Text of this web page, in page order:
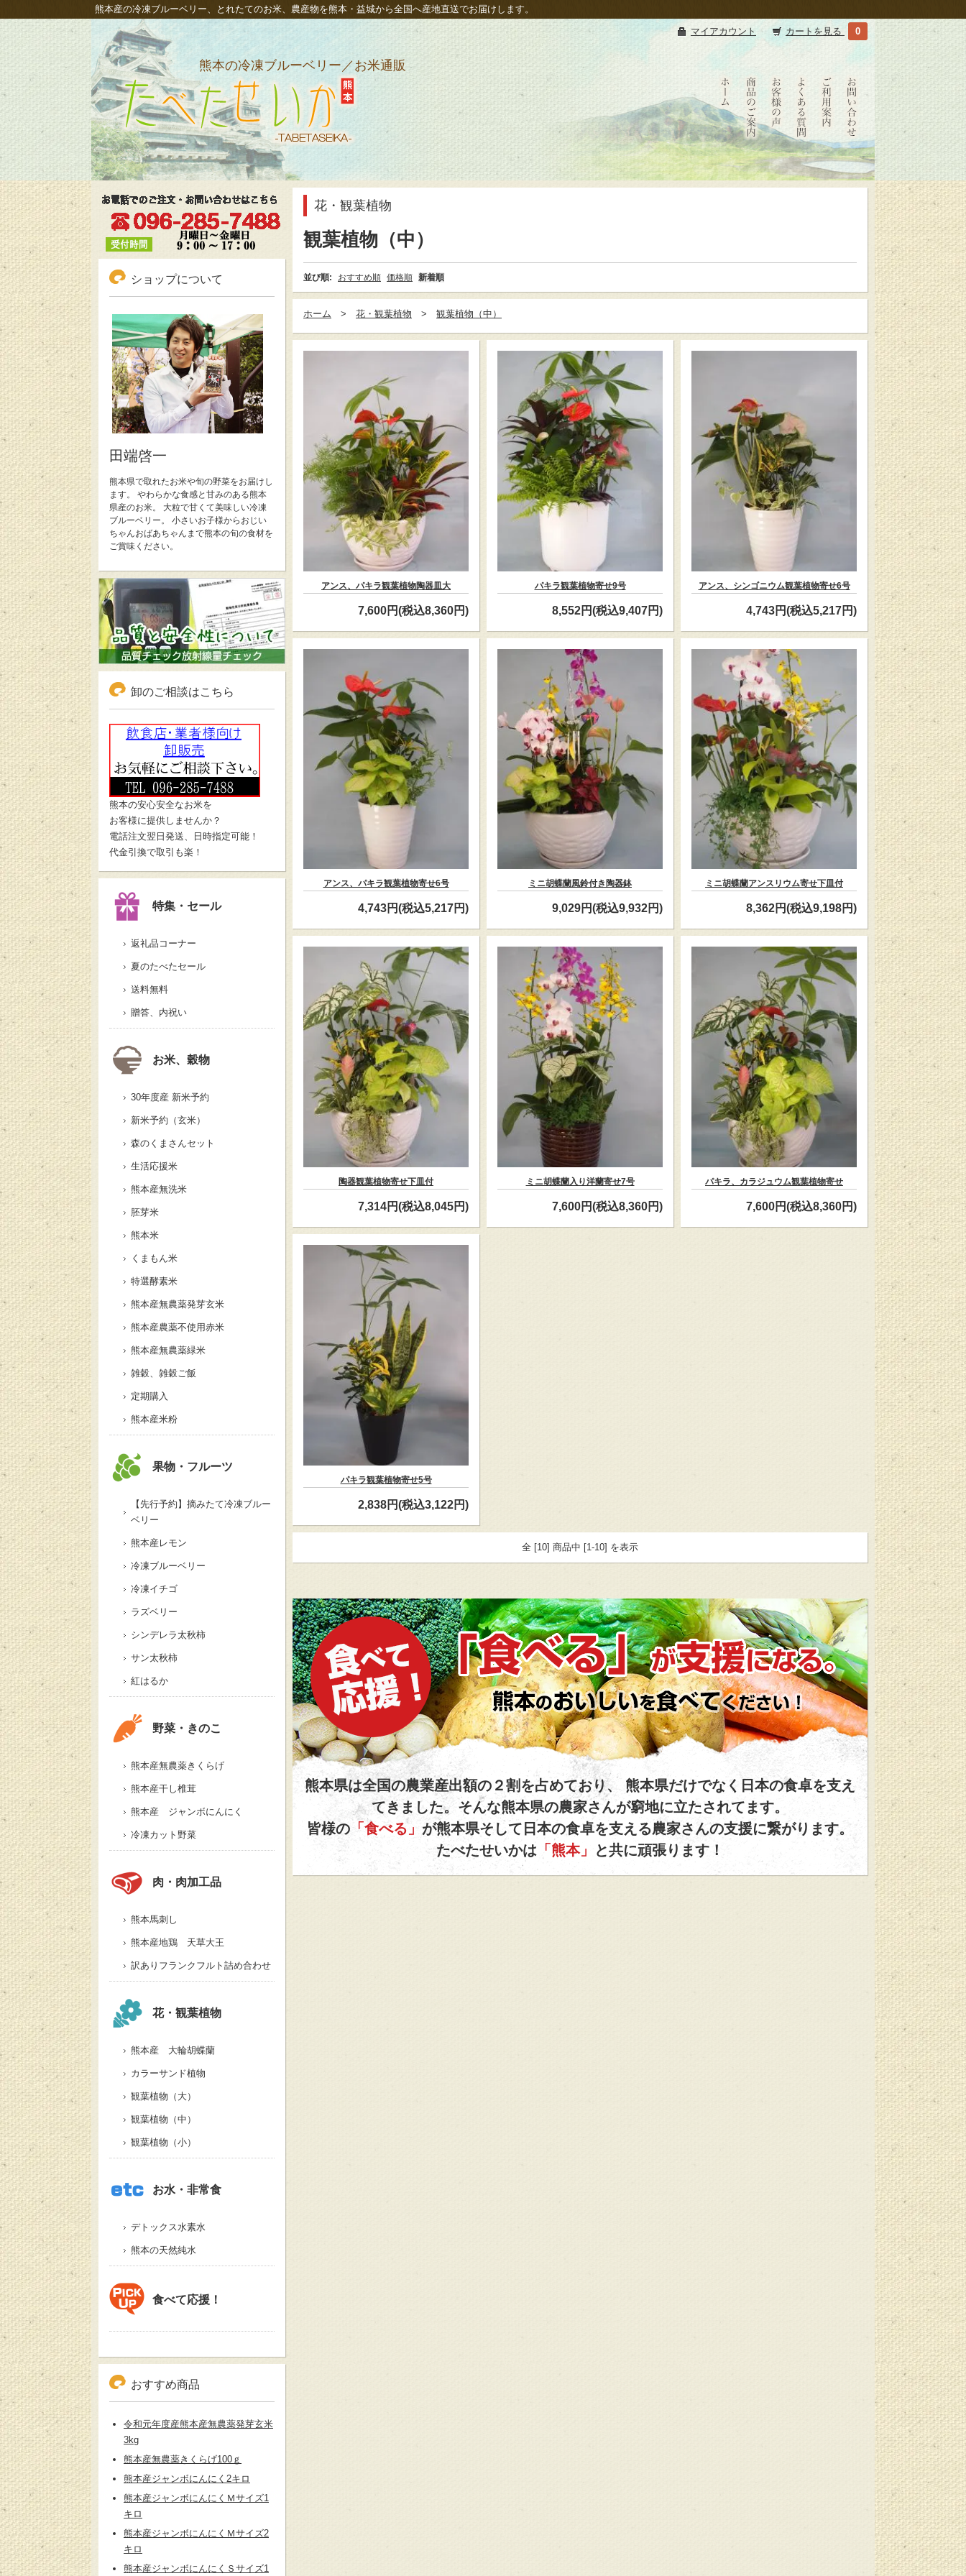
熊本産の冷凍ブルーベリー、とれたてのお米、農産物を熊本・益城から全国へ産地直送でお届けします。
冷凍ブルーベリーも通販、熊本新米発芽玄米｜たべたせ
いか
熊本の冷凍ブルーベリー／お米通販
マイアカウント カートを見る 0
たべ
たせ
いか
たべ
たせ
いか
お客
様の
声
よく
ある
質問
ショ
ッピ
ング
お問
い合
わせ
花・観葉植物
観葉植物（中）
並び順: おすすめ順 価格順 新着順
ホーム 花・観葉植物 観葉植物（中）
アンス、パキラ観葉植物陶器皿大
7,600円(税込8,360円)
パキラ観葉植物寄せ9号
8,552円(税込9,407円)
アンス、シンゴニウム観葉植物寄せ6号
4,743円(税込5,217円)
アンス、パキラ観葉植物寄せ6号
4,743円(税込5,217円)
ミニ胡蝶蘭風鈴付き陶器鉢
9,029円(税込9,932円)
ミニ胡蝶蘭アンスリウム寄せ下皿付
8,362円(税込9,198円)
陶器観葉植物寄せ下皿付
7,314円(税込8,045円)
ミニ胡蝶蘭入り洋蘭寄せ7号
7,600円(税込8,360円)
パキラ、カラジュウム観葉植物寄せ
7,600円(税込8,360円)
パキラ観葉植物寄せ5号
2,838円(税込3,122円)
全 [10] 商品中 [1-10] を表示
「食べる」が支援になる。
熊本のおいしいを食べてください！
食べて応援！
熊本県は全国の農業産出額の２割を占めており、 熊本県だけでなく日本の食卓を支え
てきました。そんな熊本県の農家さんが窮地に立たされてます。
皆様の 「食べる」 が熊本県そして日本の食卓を支える農家さんの支援に繋がります。
たべたせいかは 「熊本」 と共に頑張ります！
ショップについて
田端啓一
熊本県で取れたお米や旬の野菜をお届けし
ます。 やわらかな食感と甘みのある熊本
県産のお米。 大粒で甘くて美味しい冷凍
ブルーベリー。 小さいお子様からおじい
ちゃんおばあちゃんまで熊本の旬の食材を
ご賞味ください。
卸のご相談はこちら
熊本の安心安全なお米を
お客様に提供しませんか？
電話注文翌日発送、日時指定可能！
代金引換で取引も楽！
特集・セール
返礼品コーナー
夏のたべたセール
送料無料
贈答、内祝い
お米、穀物
30年度産 新米予約
新米予約（玄米）
森のくまさんセット
生活応援米
熊本産無洗米
胚芽米
熊本米
くまもん米
特選酵素米
熊本産無農薬発芽玄米
熊本産農薬不使用赤米
熊本産無農薬緑米
雑穀、雑穀ご飯
定期購入
熊本産米粉
果物・フルーツ
【先行予約】摘みたて冷凍ブルー
ベリー
熊本産レモン
冷凍ブルーベリー
冷凍イチゴ
ラズベリー
シンデレラ太秋柿
サン太秋柿
紅はるか
野菜・きのこ
熊本産無農薬きくらげ
熊本産干し椎茸
熊本産 ジャンボにんにく
冷凍カット野菜
肉・肉加工品
熊本馬刺し
熊本産地鶏 天草大王
訳ありフランクフルト詰め合わせ
花・観葉植物
熊本産 大輪胡蝶蘭
カラーサンド植物
観葉植物（大）
観葉植物（中）
観葉植物（小）
お水・非常食
デトックス水素水
熊本の天然純水
食べて応援！
おすすめ商品
令和元年度産熊本産無農薬発芽玄米
3kg
熊本産無農薬きくらげ100ｇ
熊本産ジャンボにんにく2キロ
熊本産ジャンボにんにくＭサイズ1
キロ
熊本産ジャンボにんにくＭサイズ2
キロ
熊本産ジャンボにんにくＳサイズ1